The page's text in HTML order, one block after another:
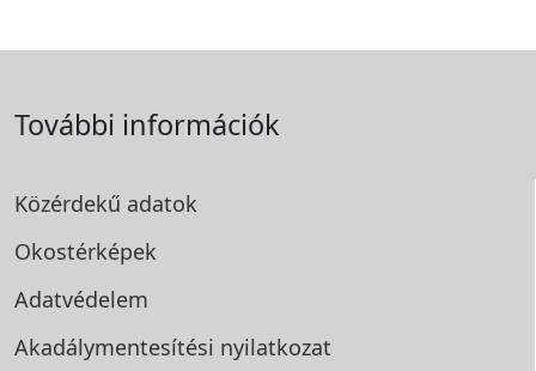
További információk
Közérdekű adatok
Okostérképek
Adatvédelem
Akadálymentesítési nyilatkozat